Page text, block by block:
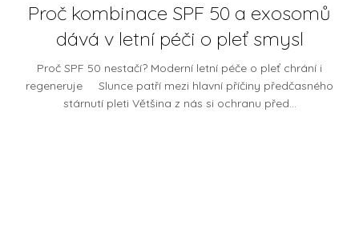
Proč kombinace SPF 50 a exosomů
dává v letní péči o pleť smysl
Proč SPF 50 nestačí? Moderní letní péče o pleť chrání i
regeneruje Slunce patří mezi hlavní příčiny předčasného
stárnutí pleti Většina z nás si ochranu před...